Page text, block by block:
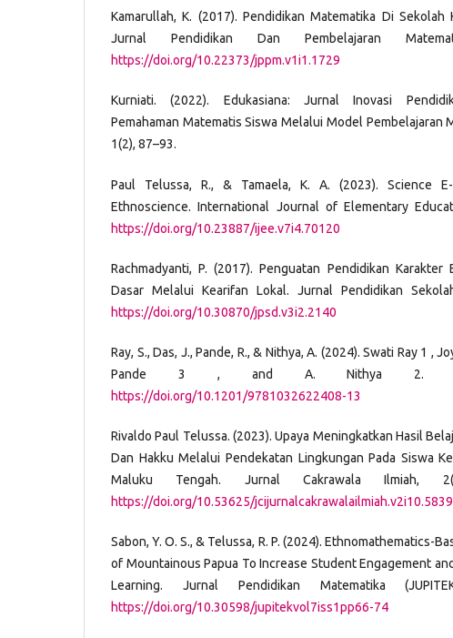
Kamarullah, K. (2017). Pendidikan Matematika Di Sekolah
Jurnal Pendidikan Dan Pembelajaran
https://doi.org/10.22373/jppm.v1i1.1729
Kurniati. (2022). Edukasiana: Jurnal Inovasi
Pemahaman Matematis Siswa Melalui Model Pembelajaran
1(2), 87–93.
Paul Telussa, R., & Tamaela, K. A. (2023). Science
Ethnoscience. International Journal of Elementary
https://doi.org/10.23887/ijee.v7i4.70120
Rachmadyanti, P. (2017). Penguatan Pendidikan Karakter
Dasar Melalui Kearifan Lokal. Jurnal Pendidikan
https://doi.org/10.30870/jpsd.v3i2.2140
Ray, S., Das, J., Pande, R., & Nithya, A. (2024). Swati Ray 1 ,
Pande 3 , and A. Nithya 2.
https://doi.org/10.1201/9781032622408-13
Rivaldo Paul Telussa. (2023). Upaya Meningkatkan Hasil
Dan Hakku Melalui Pendekatan Lingkungan Pada Siswa
Maluku Tengah. Jurnal Cakrawala Ilmiah,
https://doi.org/10.53625/jcijurnalcakrawalailmiah.v2i10.5839
Sabon, Y. O. S., & Telussa, R. P. (2024). Ethnomathematics-
of Mountainous Papua To Increase Student Engagement
Learning. Jurnal Pendidikan Matematika
https://doi.org/10.30598/jupitekvol7iss1pp66-74